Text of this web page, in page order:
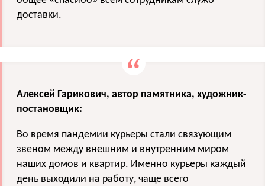
доставки.
Алексей Гарикович, автор памятника, художник-
постановщик:
Во время пандемии курьеры стали связующим
звеном между внешним и внутренним миром
наших домов и квартир. Именно курьеры каждый
день выходили на работу, чаще всего